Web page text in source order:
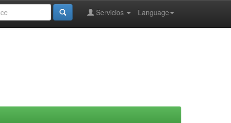
Language
Servicios